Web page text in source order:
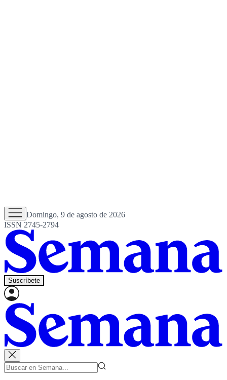
Domingo, 9 de agosto de 2026
ISSN 2745-2794
Suscríbete